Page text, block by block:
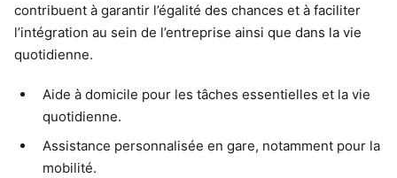
contribuent à garantir l’égalité des chances et à faciliter
l’intégration au sein de l’entreprise ainsi que dans la vie
quotidienne.
Aide à domicile pour les tâches essentielles et la vie
quotidienne.
Assistance personnalisée en gare, notamment pour la
mobilité.